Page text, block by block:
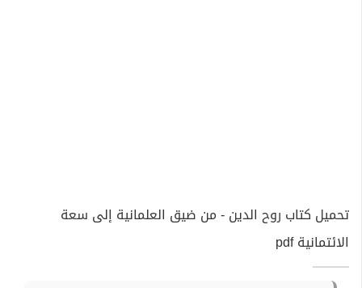
تحميل كتاب روح الدين - من ضيق العلمانية إلى سعة
الائتمانية pdf